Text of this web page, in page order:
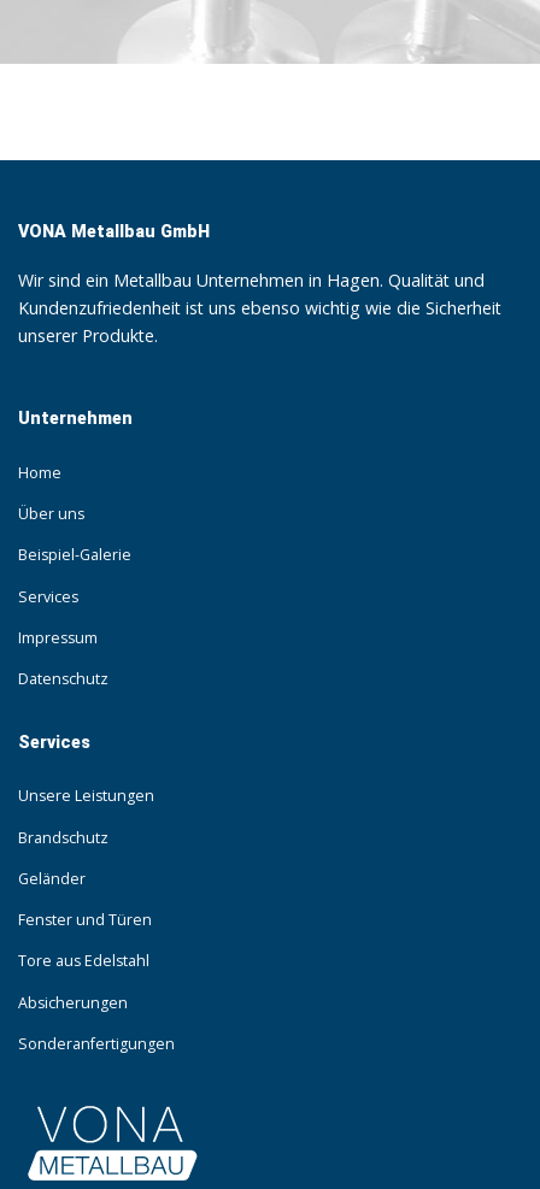
VONA Metallbau GmbH
Wir sind ein Metallbau Unternehmen in Hagen. Qualität und
Kundenzufriedenheit ist uns ebenso wichtig wie die Sicherheit
unserer Produkte.
Unternehmen
Home
Über uns
Beispiel-Galerie
Services
Impressum
Datenschutz
Services
Unsere Leistungen
Brandschutz
Geländer
Fenster und Türen
Tore aus Edelstahl
Absicherungen
Sonderanfertigungen